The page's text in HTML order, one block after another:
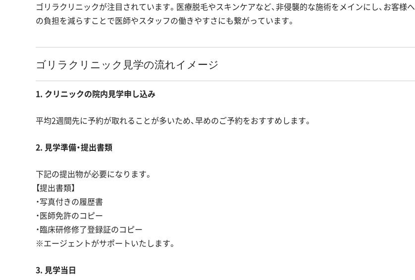
ゴリラクリニックが注目されています。医療脱毛やスキンケアなど、非侵襲的な施術をメインにし、お客様へ
の負担を減らすことで医師やスタッフの働きやすさにも繋がっています。
ゴリラクリニック見学の流れイメージ
1. クリニックの院内見学申し込み
平均2週間先に予約が取れることが多いため、早めのご予約をおすすめします。
2. 見学準備・提出書類
下記の提出物が必要になります。
【提出書類】
・写真付きの履歴書
・医師免許のコピー
・臨床研修修了登録証のコピー
※エージェントがサポートいたします。
3. 見学当日